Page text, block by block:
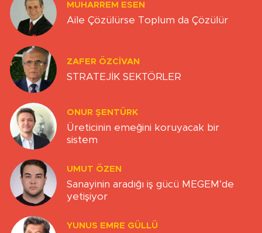
MUHARREM ESEN
Aile Çözülürse Toplum da Çözülür
ZAFER ÖZCIVAN
STRATEJİK SEKTÖRLER
ONUR ŞENTÜRK
Üreticinin emeğini koruyacak bir
sistem
UMUT ÖZEN
Sanayinin aradığı iş gücü MEGEM’de
yetişiyor
YUNUS EMRE GÜLLÜ